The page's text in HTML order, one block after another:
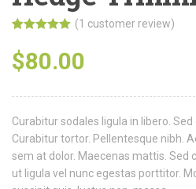
out of 5
based on
customer
(1 customer review)
$80.00
Curabitur sodales ligula in libero.
Curabitur tortor. Pellentesque nibh.
sem at dolor. Maecenas mattis. Sed
ut ligula vel nunc egestas porttitor.